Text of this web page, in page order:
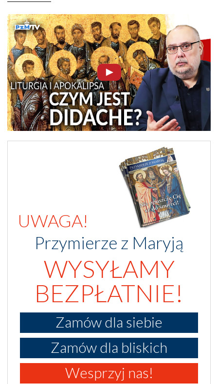
UWAGA!
Przymierze z Maryją
WYSYŁAMY
BEZPŁATNIE!
Zamów dla siebie
Zamów dla bliskich
Wesprzyj nas!